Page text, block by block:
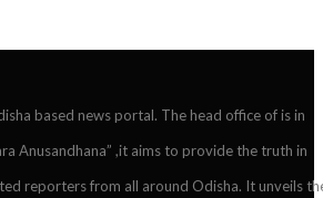
based news portal. The head office of is in
Anusandhana” ,it aims to provide the truth in
reporters from all around Odisha. It unveils